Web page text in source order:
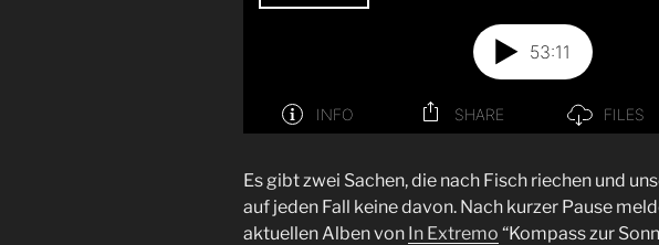
Es gibt zwei Sachen, die nach Fisch riechen und
auf jeden Fall keine davon. Nach kurzer Pause
aktuellen Alben von In Extremo “Kompass zur